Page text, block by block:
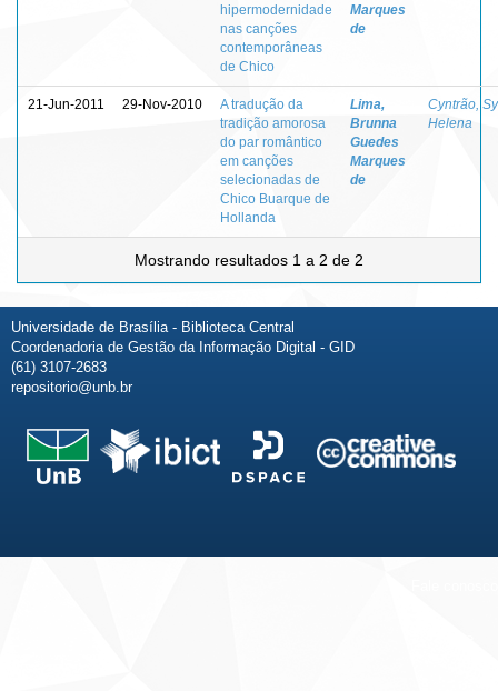
hipermodernidade
nas canções
contemporâneas
de Chico
Marques
de
21-Jun-2011 29-Nov-2010
A tradução da
tradição amorosa
do par romântico
em canções
selecionadas de
Chico Buarque de
Hollanda
Lima,
Brunna
Guedes
Marques
de
Cyntrão,
Helena
Mostrando resultados 1 a 2 de 2
Universidade de Brasília - Biblioteca Central
Coordenadoria de Gestão da Informação Digital - GID
(61) 3107-2683
repositorio@unb.br